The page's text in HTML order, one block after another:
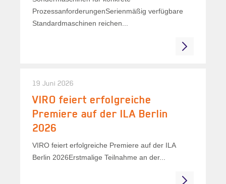
ProzessanforderungenSerienmäßig verfügbare
Standardmaschinen reichen...
19 Juni 2026
VIRO feiert erfolgreiche
Premiere auf der ILA Berlin
2026
VIRO feiert erfolgreiche Premiere auf der ILA
Berlin 2026Erstmalige Teilnahme an der...